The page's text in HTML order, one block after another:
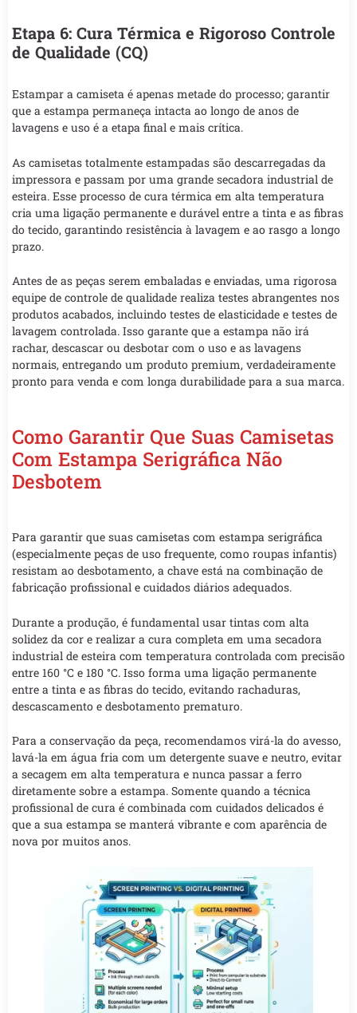
Etapa 6: Cura Térmica e Rigoroso Controle
de Qualidade (CQ)
Estampar a camiseta é apenas metade do processo; garantir
que a estampa permaneça intacta ao longo de anos de
lavagens e uso é a etapa final e mais crítica.
As camisetas totalmente estampadas são descarregadas da
impressora e passam por uma grande secadora industrial de
esteira. Esse processo de cura térmica em alta temperatura
cria uma ligação permanente e durável entre a tinta e as fibras
do tecido, garantindo resistência à lavagem e ao rasgo a longo
prazo.
Antes de as peças serem embaladas e enviadas, uma rigorosa
equipe de controle de qualidade realiza testes abrangentes nos
produtos acabados, incluindo testes de elasticidade e testes de
lavagem controlada. Isso garante que a estampa não irá
rachar, descascar ou desbotar com o uso e as lavagens
normais, entregando um produto premium, verdadeiramente
pronto para venda e com longa durabilidade para a sua marca.
Como Garantir Que Suas Camisetas
Com Estampa Serigráfica Não
Desbotem
Para garantir que suas camisetas com estampa serigráfica
(especialmente peças de uso frequente, como roupas infantis)
resistam ao desbotamento, a chave está na combinação de
fabricação profissional e cuidados diários adequados.
Durante a produção, é fundamental usar tintas com alta
solidez da cor e realizar a cura completa em uma secadora
industrial de esteira com temperatura controlada com precisão
entre 160 °C e 180 °C. Isso forma uma ligação permanente
entre a tinta e as fibras do tecido, evitando rachaduras,
descascamento e desbotamento prematuro.
Para a conservação da peça, recomendamos virá-la do avesso,
lavá-la em água fria com um detergente suave e neutro, evitar
a secagem em alta temperatura e nunca passar a ferro
diretamente sobre a estampa. Somente quando a técnica
profissional de cura é combinada com cuidados delicados é
que a sua estampa se manterá vibrante e com aparência de
nova por muitos anos.